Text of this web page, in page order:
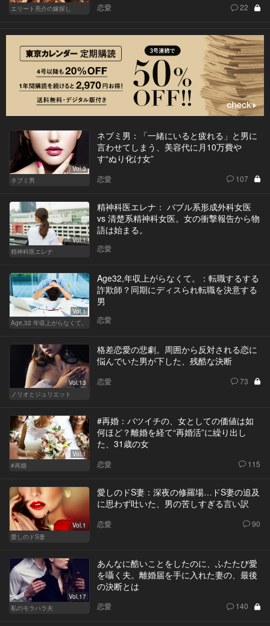
エリート亮介の嫁探し
恋愛 22
Vol.3
ネブミ男
ネブミ男：「一緒にいると疲れる」と男に
言わせてしまう、美容代に月10万費や
す“ぬり化け女”
恋愛 107
Vol.1
精神科医エレナ
精神科医エレナ： バブル系形成外科女医
vs 清楚系精神科女医。女の衝撃報告から物
語は始まる。
恋愛
Vol.1
Age,32 年収上がらなくて。
Age32,年収上がらなくて。：転職するする
詐欺師？同期にディスられ転職を決意する
男
恋愛
Vol.13
ノリオとジュリエット
格差恋愛の悲劇。周囲から反対される恋に
悩んでいた男が下した、残酷な決断
恋愛 73
Vol.1
#再婚
#再婚：バツイチの、女としての価値は如
何ほど？離婚を経て“再婚活”に繰り出し
た、31歳の女
恋愛 115
Vol.1
愛しのドS妻
愛しのドS妻：深夜の修羅場…ドS妻の追及
に思わず吐いた、男の苦しすぎる言い訳
恋愛 90
Vol.17
私のモラハラ夫
あんなに酷いことをしたのに、ふたたび愛
を囁く夫。離婚届を手に入れた妻の、最後
の決断とは
恋愛 140